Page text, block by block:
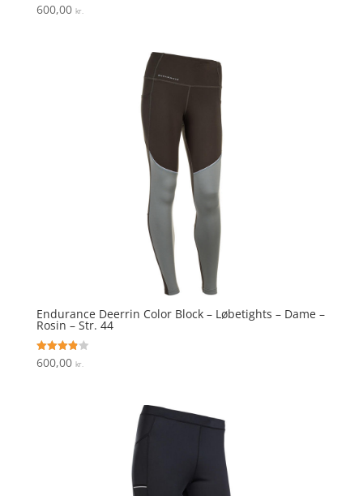
Vurderet
4.3
600,00 kr.
Endurance Deerrin Color Block – Løbetights – Dame –
Rosin – Str. 44
Vurderet
3.9
600,00 kr.